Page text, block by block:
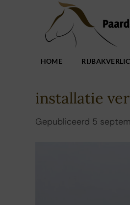
HOME
installatie
Gepubliceerd 5